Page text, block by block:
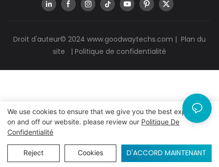
Droit d'auteur© 2024 www.goodwaytechs.com | Plan du
site
| Politique de confidentialité
We use cookies to ensure that we give you the best experience
on and off our website. please review our Politique De
Confidentialité
Reject Cookies D'ACCORD MAINTENANT